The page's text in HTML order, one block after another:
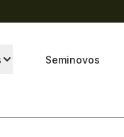
Seminovos